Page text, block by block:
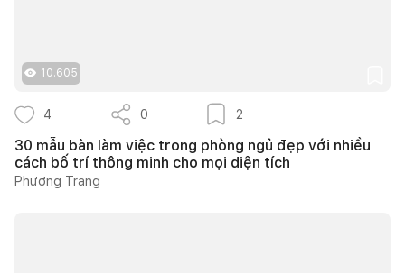
10.605
4 0 2
30 mẫu bàn làm việc trong phòng ngủ đẹp với nhiều
cách bố trí thông minh cho mọi diện tích
Phương Trang